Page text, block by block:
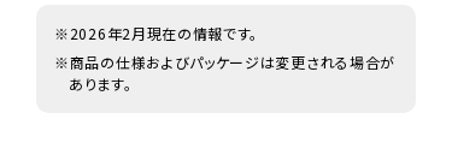
※2026年2月現在の情報です。
※商品の仕様およびパッケージは変更される場合が
あります。